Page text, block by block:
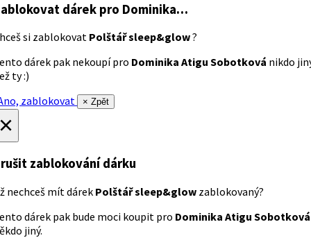
dárek pro Dominika…
si zablokovat Polštář sleep&glow?
dárek pak nekoupí pro Dominika Atigu Sobotková nikdo
ty :)
zablokovat
× Zpět
zablokování dárku
nechceš mít dárek Polštář sleep&glow zablokovaný?
dárek pak bude moci koupit pro Dominika Atigu Sobotková
jiný.